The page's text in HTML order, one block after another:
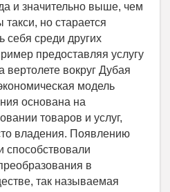
и значительно выше, чем
но старается
себя среди других
предоставляя услугу
вертолете вокруг Дубая
модель
основана на
товаров и услуг,
владения. Появлению
способствовали
в
так называемая